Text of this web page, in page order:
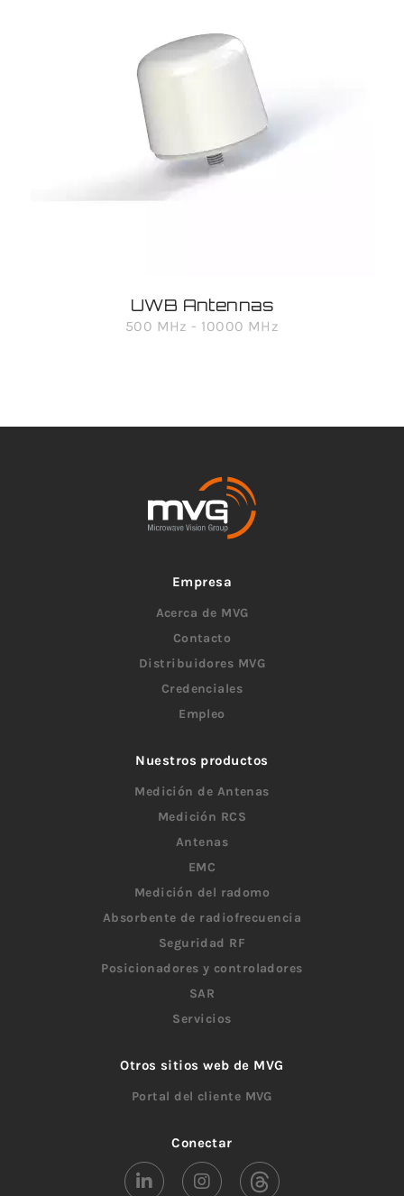
UWB Antennas
500 MHz - 10000 MHz
Empresa
Acerca de MVG
Contacto
Distribuidores MVG
Credenciales
Empleo
Nuestros productos
Medición de Antenas
Medición RCS
Antenas
EMC
Medición del radomo
Absorbente de radiofrecuencia
Seguridad RF
Posicionadores y controladores
SAR
Servicios
Otros sitios web de MVG
Portal del cliente MVG
Conectar